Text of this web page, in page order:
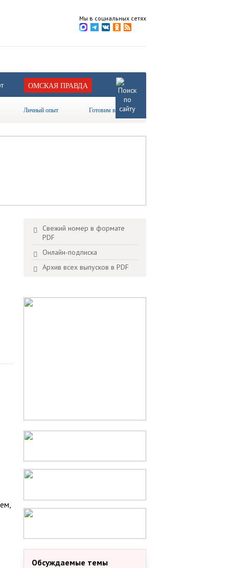
Мы в социальных сетях
ОМСКАЯ ПРАВДА
Личный опыт Готовим вместе
Свежий номер в формате
PDF
Онлайн-подписка
Архив всех выпусков в PDF
Обсуждаемые темы